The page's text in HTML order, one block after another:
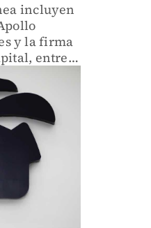
incluyen
y la firma
entre